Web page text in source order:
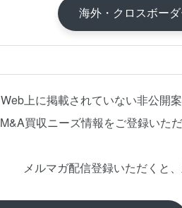
海外・クロスボー
Web上に掲載されていない非公開
M&A買収ニーズ情報をご登録いた
メルマガ配信登録いただくと